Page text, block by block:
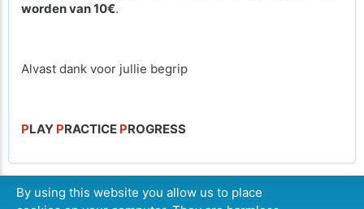
worden van 10€.
Alvast dank voor jullie begrip
PLAY PRACTICE PROGRESS
By using this website you allow us to place